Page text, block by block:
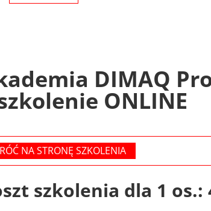
DIMAQ
ONLINE
NA STRONĘ SZKOLENIA
szkolenia dla 1 os.: